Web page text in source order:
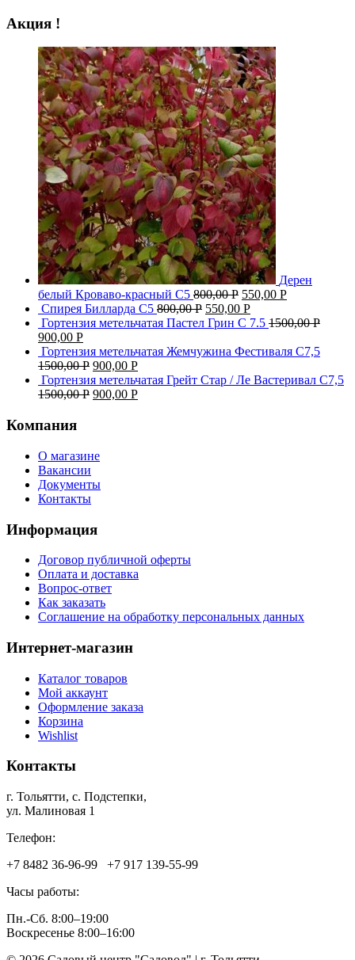
Акция !
Дерен
белый Кроваво-красный С5 800,00Р 550,00 Р
Спирея Билларда С5 800,00Р 550,00 Р
Гортензия метельчатая Пастел Грин C 7.5 1500,00Р
900,00 Р
Гортензия метельчатая Жемчужина Фестиваля С7,5
1500,00Р 900,00 Р
Гортензия метельчатая Грейт Стар / Ле Вастеривал С7,5
1500,00Р 900,00 Р
Компания
О магазине
Вакансии
Документы
Контакты
Информация
Договор публичной оферты
Оплата и доставка
Вопрос-ответ
Как заказать
Соглашение на обработку персональных данных
Интернет-магазин
Каталог товаров
Мой аккаунт
Оформление заказа
Корзина
Wishlist
Контакты
г. Тольятти, c. Подстепки,
ул. Малиновая 1
Телефон:
+7 8482 36‑96-99 +7 917 139‑55-99
Часы работы:
Пн.-Сб. 8:00–19:00
Воскресенье 8:00–16:00